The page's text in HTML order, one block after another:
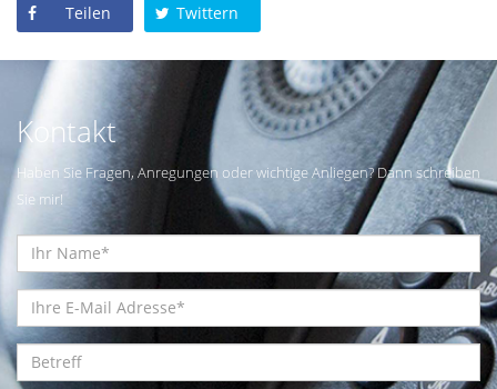
Teilen Twittern
Kontakt
Haben Sie Fragen, Anregungen oder wichtige Anliegen? Dann schreiben
Sie mir!